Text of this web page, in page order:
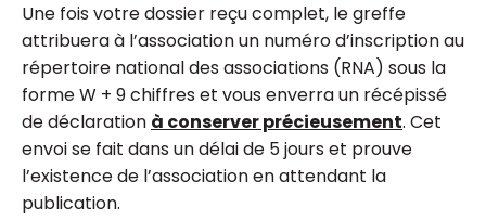
Une fois votre dossier reçu complet, le greffe
attribuera à l’association un numéro d’inscription au
répertoire national des associations (RNA) sous la
forme W + 9 chiffres et vous enverra un récépissé
de déclaration à conserver précieusement. Cet
envoi se fait dans un délai de 5 jours et prouve
l’existence de l’association en attendant la
publication.